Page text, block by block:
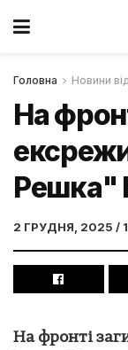
Головна Новини
На
Решка"
2 ГРУДНЯ, 2025 /
На фронті